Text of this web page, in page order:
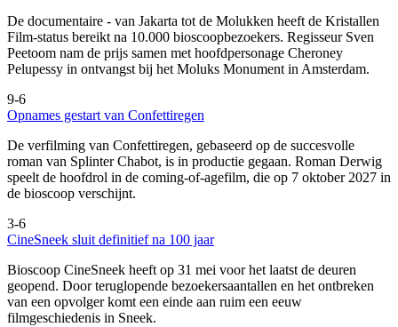
De documentaire - van Jakarta tot de Molukken heeft de Kristallen
Film-status bereikt na 10.000 bioscoopbezoekers. Regisseur Sven
Peetoom nam de prijs samen met hoofdpersonage Cheroney
Pelupessy in ontvangst bij het Moluks Monument in Amsterdam.
9-6
Opnames gestart van Confettiregen
De verfilming van Confettiregen, gebaseerd op de succesvolle
roman van Splinter Chabot, is in productie gegaan. Roman Derwig
speelt de hoofdrol in de coming-of-agefilm, die op 7 oktober 2027 in
de bioscoop verschijnt.
3-6
CineSneek sluit definitief na 100 jaar
Bioscoop CineSneek heeft op 31 mei voor het laatst de deuren
geopend. Door teruglopende bezoekersaantallen en het ontbreken
van een opvolger komt een einde aan ruim een eeuw
filmgeschiedenis in Sneek.